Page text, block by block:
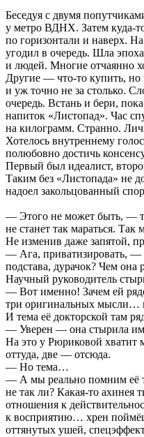
Беседуя с двумя
у метро ВДНХ. Затем куда-
по горизонтали и наверх.
угодил в очередь. Шла
и людей. Многие отчаянно
Другие — что-то купить, но
и уж точно не за столько.
очередь. Встань и бери,
напиток «Листопад». Час
на килограмм. Странно.
Хотелось внутреннему
полюбовно достичь
Первый был идеалист,
Таким без «Листопада» не
надоел закольцованный
— Этого не может быть, —
не станет так мараться. Так
Не изменив даже запятой,
— Ага, приватизировать, —
подстава, дурачок? Чем она
Научный руководитель
— Вот именно! Зачем ей
три оригинальных мысли…
И тема её докторской там
— Уверен — она стырила
На это у Рюриковой хватит
оттуда, две — отсюда.
— Но тема…
— А мы реально помним её
не так ли? Какая-то ахинея
отношения к
к восприятию… хрен
оттянутых ушей,